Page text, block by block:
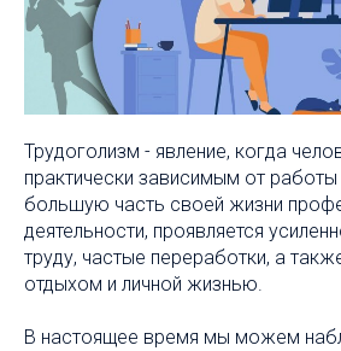
Трудоголизм - явление, когда
практически зависимым от
большую часть своей жизни
деятельности, проявляется
труду, частые переработки, а
отдыхом и личной жизнью.
В настоящее время мы можем